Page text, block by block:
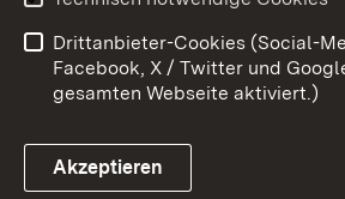
Link zum Landesportal
Impressum
Cookies
Drittanbieter-Cookies (Social-
Facebook, X / Twitter und
gesamten Webseite aktiviert.)
Akzeptieren